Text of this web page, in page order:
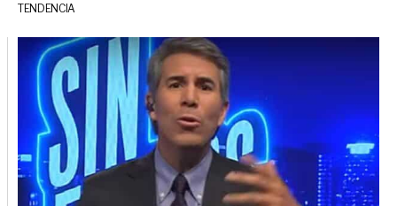
TENDENCIA